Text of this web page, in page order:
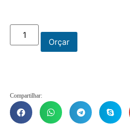
Orçar
Compartilhar: